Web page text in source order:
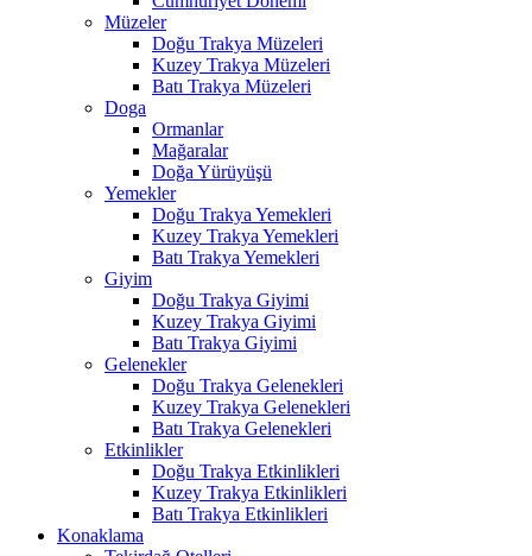
Müzeler
Doğu Trakya Müzeleri
Kuzey Trakya Müzeleri
Batı Trakya Müzeleri
Doga
Ormanlar
Mağaralar
Doğa Yürüyüşü
Yemekler
Doğu Trakya Yemekleri
Kuzey Trakya Yemekleri
Batı Trakya Yemekleri
Giyim
Doğu Trakya Giyimi
Kuzey Trakya Giyimi
Batı Trakya Giyimi
Gelenekler
Doğu Trakya Gelenekleri
Kuzey Trakya Gelenekleri
Batı Trakya Gelenekleri
Etkinlikler
Doğu Trakya Etkinlikleri
Kuzey Trakya Etkinlikleri
Batı Trakya Etkinlikleri
Konaklama